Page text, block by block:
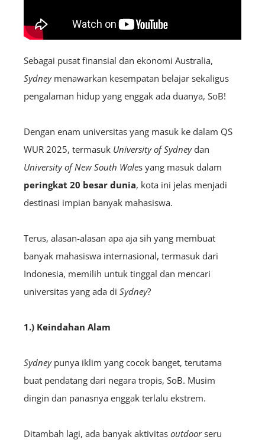
Sebagai pusat finansial dan ekonomi Australia,
Sydneymenawarkan kesempatan belajar sekaligus
pengalaman hidup yang enggak ada duanya, SoB!
Dengan enam universitas yang masuk ke dalam QS
WUR 2025, termasuk University of Sydneydan
University of New South Wales yang masuk dalam
peringkat 20 besar dunia, kota ini jelas menjadi
destinasi impian banyak mahasiswa.
Terus, alasan-alasan apa aja sih yang membuat
banyak mahasiswa internasional, termasuk dari
Indonesia, memilih untuk tinggal dan mencari
universitas yang ada di Sydney?
1.) Keindahan Alam
Sydneypunya iklim yang cocok banget, terutama
buat pendatang dari negara tropis, SoB. Musim
dingin dan panasnya enggak terlalu ekstrem.
Ditambah lagi, ada banyak aktivitas outdoorseru